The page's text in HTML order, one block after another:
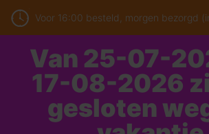
Voor 16:00 besteld, morgen bezorgd
Van 25-07-
17-08-2026
gesloten